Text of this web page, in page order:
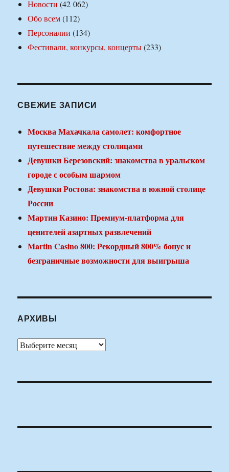
Новости (42 062)
Обо всем(112)
Персоналии (134)
Фестивали, конкурсы, концерты(233)
СВЕЖИЕ ЗАПИСИ
Москва Махачкала самолет: комфортное
путешествие между столицами
Девушки Березовский: знакомства в уральском
городе с особым шармом
Девушки Ростова: знакомства в южной столице
России
Мартин Казино: Премиум-платформа для
ценителей азартных развлечений
Martin Casino 800: Рекордный 800% бонус и
безграничные возможности для выигрыша
АРХИВЫ
Архивы